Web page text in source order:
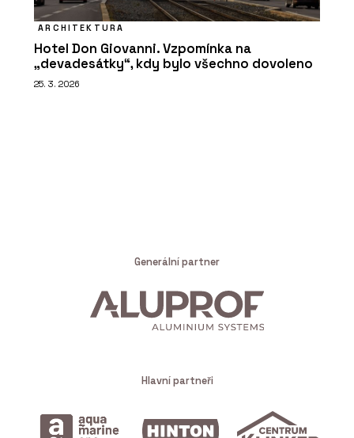
ARCHITEKTURA
Hotel Don Giovanni. Vzpomínka na
„devadesátky“, kdy bylo všechno dovoleno
25. 3. 2026
Generální partner
Hlavní partneři